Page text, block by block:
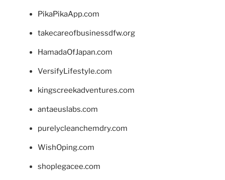
PikaPikaApp.com
takecareofbusinessdfw.org
HamadaOfJapan.com
VersifyLifestyle.com
kingscreekadventures.com
antaeuslabs.com
purelycleanchemdry.com
WishOping.com
shoplegacee.com